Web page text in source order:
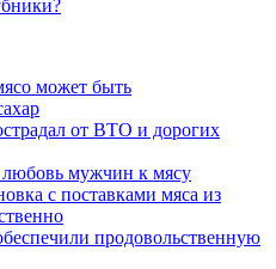
может быть
от ВТО и дорогих
мужчин к мясу
с поставками мяса из
продовольственную